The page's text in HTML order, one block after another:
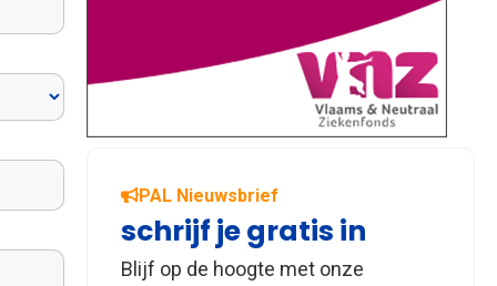
PAL Nieuwsbrief
schrijf je gratis in
Blijf op de hoogte met onze